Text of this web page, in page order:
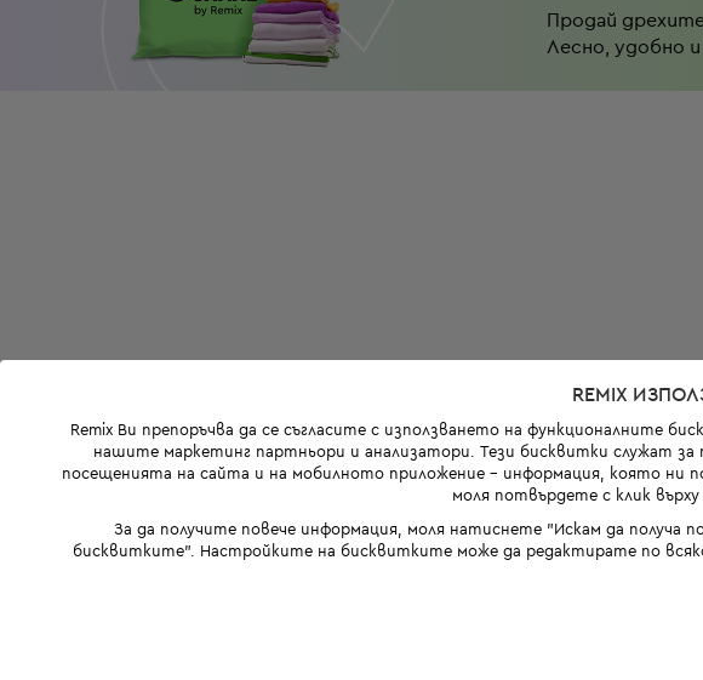
Продай
Лесно, удобно
REMIX
Remix Ви препоръчва да се съгласите с използването на функционалните
нашите маркетинг партньори и анализатори. Тези бисквитки служат за
посещенията на сайта и на мобилното приложение - информация, която ни
моля потвърдете с клик върху
За да получите повече информация, моля натиснете "Искам да
бисквитките". Настройките на бисквитките може да редактирате по